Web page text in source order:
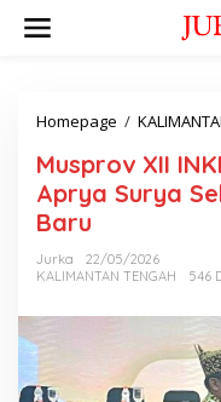
Homepage /
Musprov XII
Aprya Surya
Baru
Jurka
22/05/2026
KALIMANTAN TENGAH
546